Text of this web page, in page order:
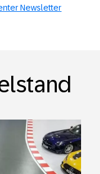
Newsletter